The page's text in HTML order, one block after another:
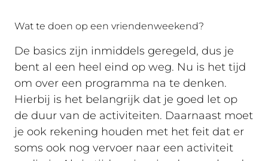
Wat te doen op een vriendenweekend?
De basics zijn inmiddels geregeld, dus je
bent al een heel eind op weg. Nu is het tijd
om over een programma na te denken.
Hierbij is het belangrijk dat je goed let op
de duur van de activiteiten. Daarnaast moet
je ook rekening houden met het feit dat er
soms ook nog vervoer naar een activiteit